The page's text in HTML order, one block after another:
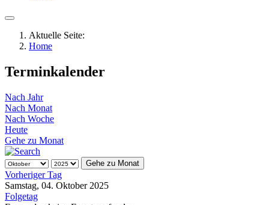
Aktuelle Seite:
Home
Terminkalender
Nach Jahr
Nach Monat
Nach Woche
Heute
Gehe zu Monat
Gehe zu Monat
Vorheriger Tag
Samstag, 04. Oktober 2025
Folgetag